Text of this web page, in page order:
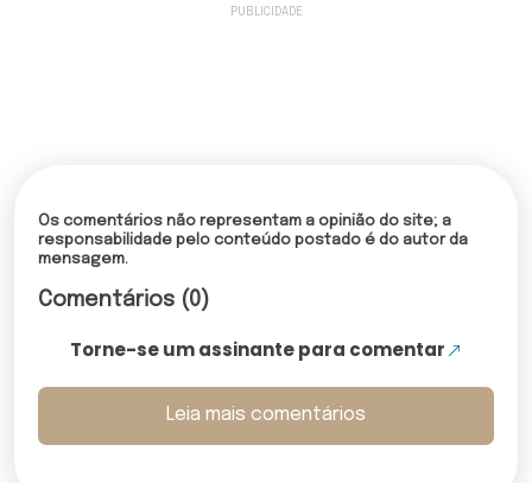
Os comentários não representam a opinião do site; a
responsabilidade pelo conteúdo postado é do autor da
mensagem.
Comentários (0)
Torne-se um assinante para comentar
Leia mais comentários